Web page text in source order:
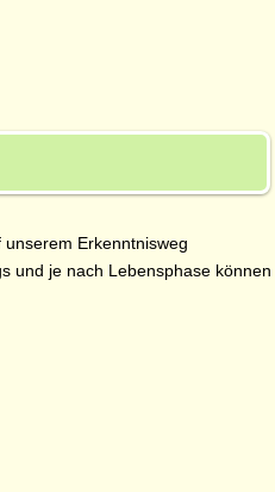
Erkenntnisweg
und je nach Lebensphase können